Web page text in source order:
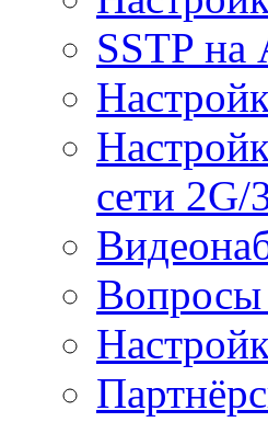
SSTP на
сети 2G/
Вопросы